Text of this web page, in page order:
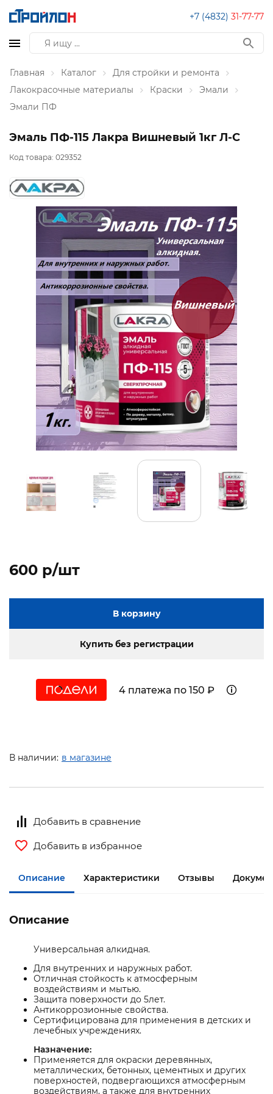
+7 (4832) 31-77-77
Главная Каталог
Для стройки и ремонта
Лакокрасочные материалы
Краски
Эмали
Эмали ПФ
Эмаль ПФ-115 Лакра Вишневый 1кг Л-С
Код товара: 029352
600 p/шт
В корзину
Купить без регистрации
4 платежа по 150 ₽
В наличии: в магазине
Добавить в сравнение
Добавить в избранное
Описание Характеристики Отзывы
Описание
Универсальная алкидная.
Для внутренних и наружных работ.
Отличная стойкость к атмосферным
воздействиям и мытью.
Защита поверхности до 5лет.
Антикоррозионные свойства.
Сертифицирована для применения в детских и
лечебных учреждениях.
Назначение:
Применяется для окраски деревянных,
металлических, бетонных, цементных и других
поверхностей, подвергающихся атмосферным
воздействиям, а также для внутренних